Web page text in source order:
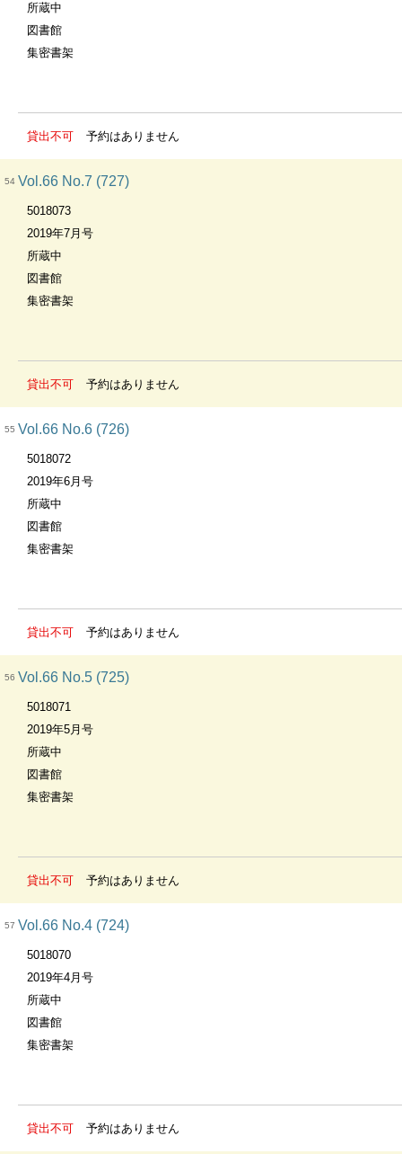
所蔵中
図書館
集密書架
貸出不可 予約はありません
54 Vol.66 No.7 (727)
5018073
2019年7月号
所蔵中
図書館
集密書架
貸出不可 予約はありません
55 Vol.66 No.6 (726)
5018072
2019年6月号
所蔵中
図書館
集密書架
貸出不可 予約はありません
56 Vol.66 No.5 (725)
5018071
2019年5月号
所蔵中
図書館
集密書架
貸出不可 予約はありません
57 Vol.66 No.4 (724)
5018070
2019年4月号
所蔵中
図書館
集密書架
貸出不可 予約はありません